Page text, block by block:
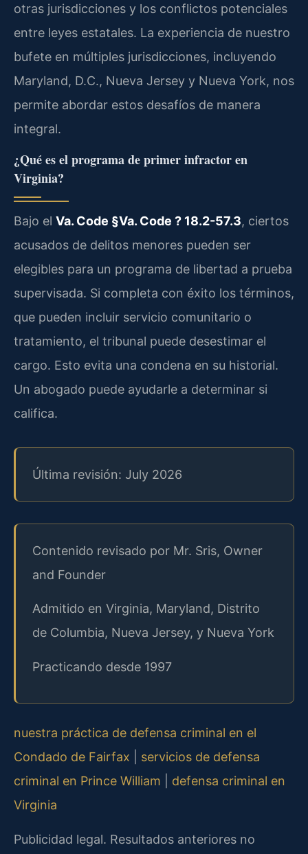
otras jurisdicciones y los conflictos potenciales
entre leyes estatales. La experiencia de nuestro
bufete en múltiples jurisdicciones, incluyendo
Maryland, D.C., Nueva Jersey y Nueva York, nos
permite abordar estos desafíos de manera
integral.
¿Qué es el programa de primer infractor en
Virginia?
Bajo el Va. Code §Va. Code ? 18.2-57.3, ciertos
acusados de delitos menores pueden ser
elegibles para un programa de libertad a prueba
supervisada. Si completa con éxito los términos,
que pueden incluir servicio comunitario o
tratamiento, el tribunal puede desestimar el
cargo. Esto evita una condena en su historial.
Un abogado puede ayudarle a determinar si
califica.
Última revisión: July 2026
Contenido revisado por Mr. Sris, Owner
and Founder
Admitido en Virginia, Maryland, Distrito
de Columbia, Nueva Jersey, y Nueva York
Practicando desde 1997
nuestra práctica de defensa criminal en el
Condado de Fairfax
servicios de defensa
criminal en Prince William
defensa criminal en
Virginia
Publicidad legal. Resultados anteriores no